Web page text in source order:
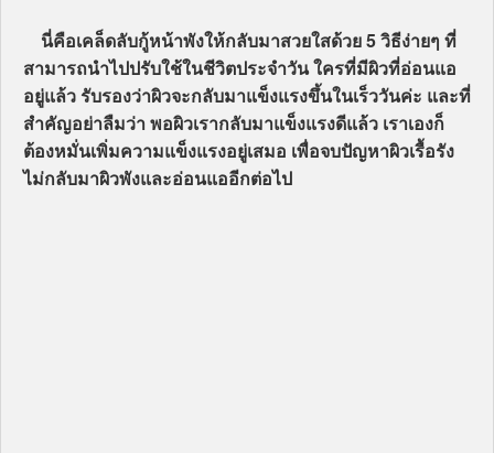
นี่คือเคล็ดลับกู้หน้าพังให้กลับมาสวยใสด้วย 5 วิธีง่ายๆ ที่
สามารถนำไปปรับใช้ในชีวิตประจำวัน ใครที่มีผิวที่อ่อนแอ
อยู่แล้ว รับรองว่าผิวจะกลับมาแข็งแรงขึ้นในเร็ววันค่ะ และที่
สำคัญอย่าลืมว่า พอผิวเรากลับมาแข็งแรงดีแล้ว เราเองก็
ต้องหมั่นเพิ่มความแข็งแรงอยู่เสมอ เพื่อจบปัญหาผิวเรื้อรัง
ไม่กลับมาผิวพังและอ่อนแออีกต่อไป